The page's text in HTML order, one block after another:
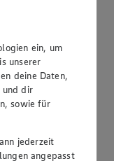
Prospekt
Marktes im
ein, um
unserer
deine Daten,
und dir
sowie für
jederzeit
angepasst